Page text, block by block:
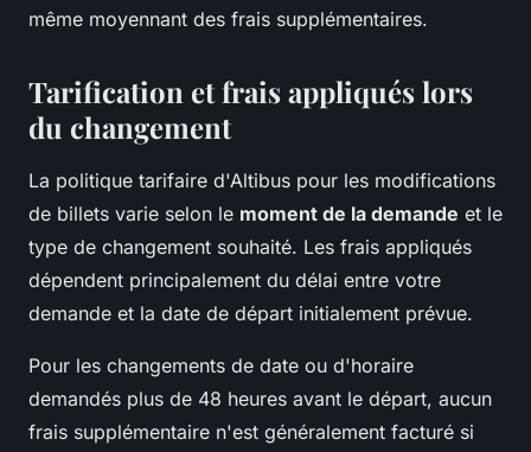
même moyennant des frais supplémentaires.
Tarification et frais appliqués lors
du changement
La politique tarifaire d'Altibus pour les modifications
de billets varie selon le moment de la demande et le
type de changement souhaité. Les frais appliqués
dépendent principalement du délai entre votre
demande et la date de départ initialement prévue.
Pour les changements de date ou d'horaire
demandés plus de 48 heures avant le départ, aucun
frais supplémentaire n'est généralement facturé si